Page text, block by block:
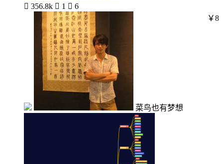
 356.8k  1  6
菜鸟也有梦想
￥8